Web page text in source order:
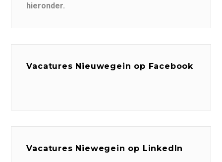
hieronder.
Vacatures Nieuwegein op Facebook
Vacatures Niewegein op LinkedIn